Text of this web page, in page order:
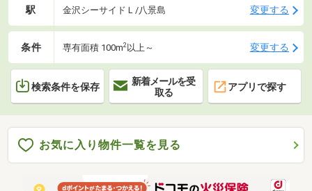
駅 金沢シーサイドＬ/八景島 変更する
条件 専有面積 100m2 以上～ 変更する
検索条件を保存
新着メールを受
取る
アプリで探す
お気に入り物件一覧を見る